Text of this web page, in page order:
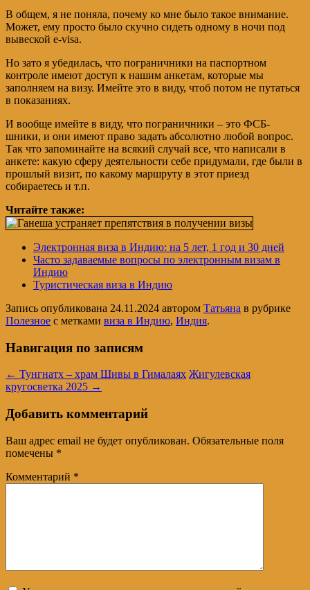
В общем, я не поняла, почему ко мне было такое внимание.
Может, ему просто было скучно сидеть одному в ночи под
вывеской e-visa.
Но зато я убедилась, что пограничники на паспортном
контроле имеют доступ к нашим анкетам, которые мы
заполняем на визу. Имейте это в виду, чтоб потом не путаться
в показаниях.
И вообще имейте в виду, что пограничники – это ФСБ-
шники, и они имеют право задать абсолютно любой вопрос.
Так что запоминайте на всякий случай все, что написали в
анкете: какую сферу деятельности себе придумали, где были в
прошлый визит, по какому маршруту в этот приезд
собираетесь и т.п.
Читайте также:
Электронная виза в Индию: на 5 лет, 1 год и 30 дней
Часто задаваемые вопросы по электронным визам в
Индию
Туристическая виза в Индию
Запись опубликована 24.11.2024 автором Татьяна в рубрике
Полезное с метками виза в Индию, Индия.
Навигация по записям
← Тунгнатх – храм Шивы в Гималаях Жигулевская
кругосветка 2025 →
Добавить комментарий
Ваш адрес email не будет опубликован. Обязательные поля
помечены *
Комментарий *